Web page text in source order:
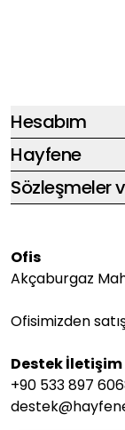
Hesabım
Hayfene
Sözleşmeler
Ofis
Akçaburgaz
Ofisimizden
Destek İletişim
+90 533 897